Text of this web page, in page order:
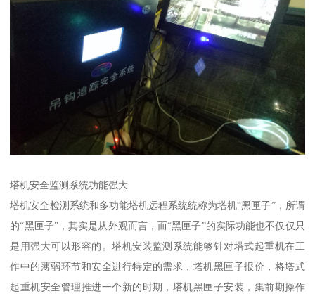
塔机安全监测系统功能强大
塔机安全检测系统和多功能塔机远程系统统称为塔机“黑匣子”，所谓
的“黑匣子”，其实是从外观而言，而“黑匣子”的实际功能也不仅仅只
是用强大可以形容的。塔机安装监测系统能够针对塔式起重机在工
作中的薄弱环节和安全进行特定的需求，塔机黑匣子报价，将塔式
起重机安全管理推进一个新的时期，塔机黑匣子安装，集前期操作